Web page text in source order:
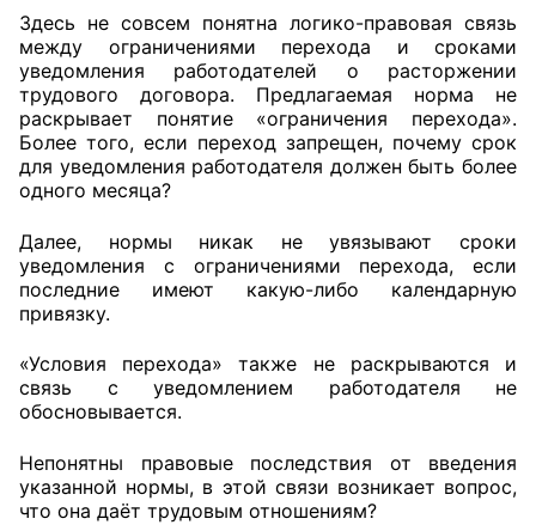
Порядок работы ЦОН
Аппарат ОП КО
УСТАВ ГКУ “АППАРАТ ОП КО”
Доходы руководителя за 2024 г.
Здесь не совсем понятна логико-правовая связь
между ограничениями перехода и сроками
уведомления работодателей о расторжении
трудового договора. Предлагаемая норма не
раскрывает понятие «ограничения перехода».
Более того, если переход запрещен, почему срок
для уведомления работодателя должен быть более
одного месяца?
Далее, нормы никак не увязывают сроки
уведомления с ограничениями перехода, если
последние имеют какую-либо календарную
привязку.
«Условия перехода» также не раскрываются и
связь с уведомлением работодателя не
обосновывается.
Непонятны правовые последствия от введения
указанной нормы, в этой связи возникает вопрос,
что она даёт трудовым отношениям?